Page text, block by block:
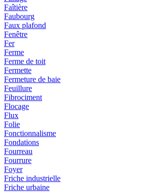
Faîtière
Faubourg
Faux plafond
Fenêtre
Fer
Ferme
Ferme de toit
Fermette
Fermeture de baie
Feuillure
Fibrociment
Flocage
Flux
Folie
Fonctionnalisme
Fondations
Fourreau
Fourrure
Foyer
Friche industrielle
Friche urbaine